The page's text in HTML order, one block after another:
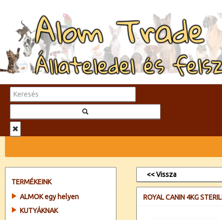
Alom Trade
Állateledel és
TERMÉKEINK
ALMOK egy helyen
KUTYÁKNAK
<< Vissza
ROYAL CANIN 4KG